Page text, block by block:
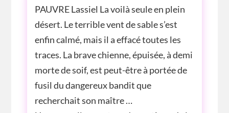
PAUVRE Lassiel La voilà seule en plein
désert. Le terrible vent de sable s’est
enfin calmé, mais il a effacé toutes les
traces. La brave chienne, épuisée, à demi
morte de soif, est peut-être à portée de
fusil du dangereux bandit que
recherchait son maître …